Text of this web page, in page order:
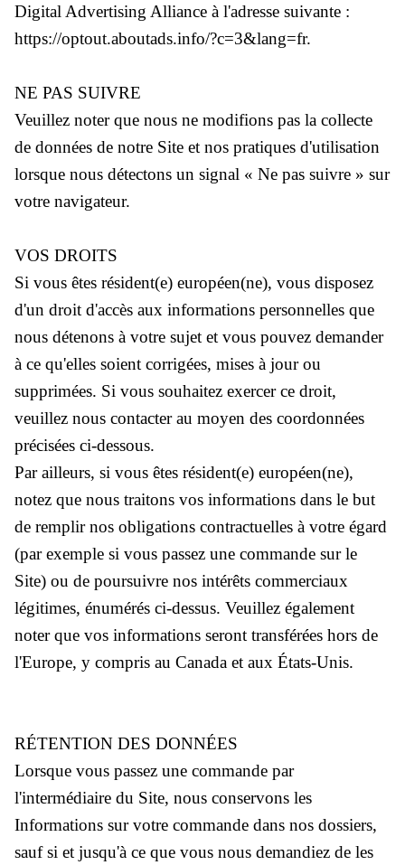
Digital Advertising Alliance à l'adresse suivante :
https://optout.aboutads.info/?c=3&lang=fr.
NE PAS SUIVRE
Veuillez noter que nous ne modifions pas la collecte
de données de notre Site et nos pratiques d'utilisation
lorsque nous détectons un signal « Ne pas suivre » sur
votre navigateur.
VOS DROITS
Si vous êtes résident(e) européen(ne), vous disposez
d'un droit d'accès aux informations personnelles que
nous détenons à votre sujet et vous pouvez demander
à ce qu'elles soient corrigées, mises à jour ou
supprimées. Si vous souhaitez exercer ce droit,
veuillez nous contacter au moyen des coordonnées
précisées ci-dessous.
Par ailleurs, si vous êtes résident(e) européen(ne),
notez que nous traitons vos informations dans le but
de remplir nos obligations contractuelles à votre égard
(par exemple si vous passez une commande sur le
Site) ou de poursuivre nos intérêts commerciaux
légitimes, énumérés ci-dessus. Veuillez également
noter que vos informations seront transférées hors de
l'Europe, y compris au Canada et aux États-Unis.
RÉTENTION DES DONNÉES
Lorsque vous passez une commande par
l'intermédiaire du Site, nous conservons les
Informations sur votre commande dans nos dossiers,
sauf si et jusqu'à ce que vous nous demandiez de les